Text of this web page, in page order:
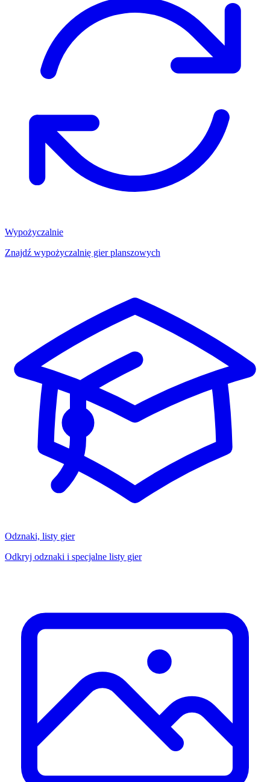
Wypożyczalnie
Znajdź wypożyczalnię gier planszowych
Odznaki, listy gier
Odkryj odznaki i specjalne listy gier